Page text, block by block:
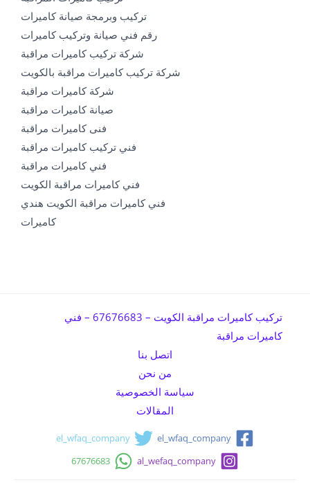
تركيب وبرمجة صيانة كاميرات
رقم فني صيانة وتركيب كاميرات
شركة تركيب كاميرات مراقبة
شركة تركيب كاميرات مراقبة بالكويت
شركة كاميرات مراقبة
صيانة كاميرات مراقبة
فنى كاميرات مراقبة
فني تركيب كاميرات مراقبة
فني كاميرات مراقبة
فني كاميرات مراقبة الكويت
فني كاميرات مراقبة الكويت هندي
كاميرات
تركيب كاميرات مراقبة الكويت – 67676683 – فني
كاميرات مراقبة
اتصل بنا
من نحن
سياسة الخصوصية
المقالات
el_wfaq_company
el_wfaq_company
al_wefaq_company
67676683